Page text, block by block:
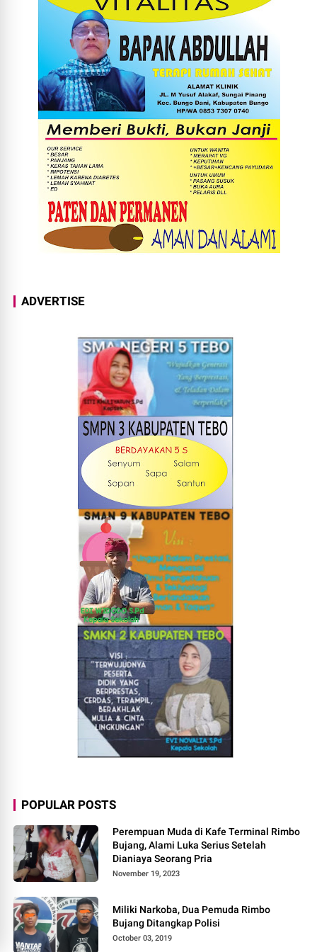
ADVERTISE
POPULAR POSTS
Perempuan Muda di Kafe Terminal Rimbo
Bujang, Alami Luka Serius Setelah
Dianiaya Seorang Pria
November 19, 2023
Miliki Narkoba, Dua Pemuda Rimbo
Bujang Ditangkap Polisi
October 03, 2019